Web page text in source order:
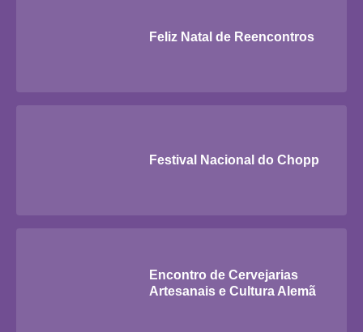
Feliz Natal de Reencontros
Festival Nacional do Chopp
Encontro de Cervejarias
Artesanais e Cultura Alemã